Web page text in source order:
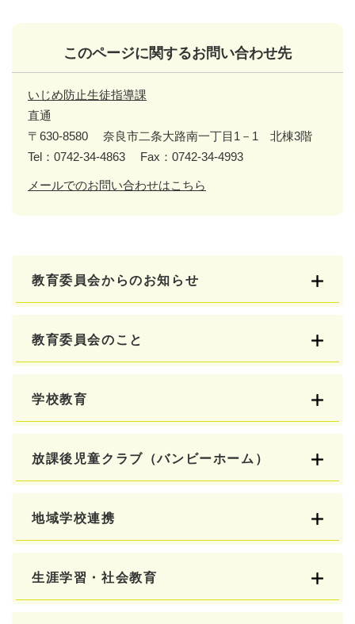
このページに関するお問い合わせ先
いじめ防止生徒指導課
直通
〒630-8580
奈良市二条大路南一丁目1－1 北棟3階
Tel：0742-34-4863
Fax：0742-34-4993
メールでのお問い合わせはこちら
教育委員会からのお知らせ
教育委員会のこと
学校教育
放課後児童クラブ（バンビーホーム）
地域学校連携
生涯学習・社会教育